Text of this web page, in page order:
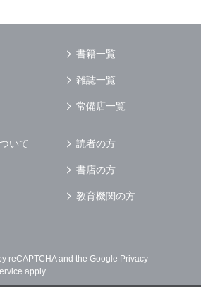
書籍一覧
雑誌一覧
常備店一覧
いて 読者の方
書店の方
教育機関の方
reCAPTCHA and the Google Privacy
apply.